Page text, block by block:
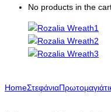
No products in the
HomeΣτεφάνια